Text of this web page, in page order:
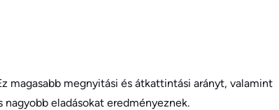
megnyitási és átkattintási arányt, valamint
eladásokat eredményeznek.